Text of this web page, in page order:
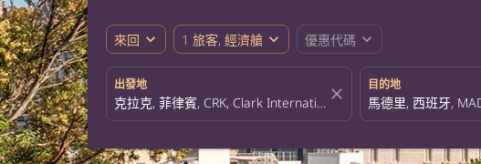
來回 expand_more 1 旅客, 經濟艙 expand_more 優惠代碼 expand_more
出發地
close
目的地